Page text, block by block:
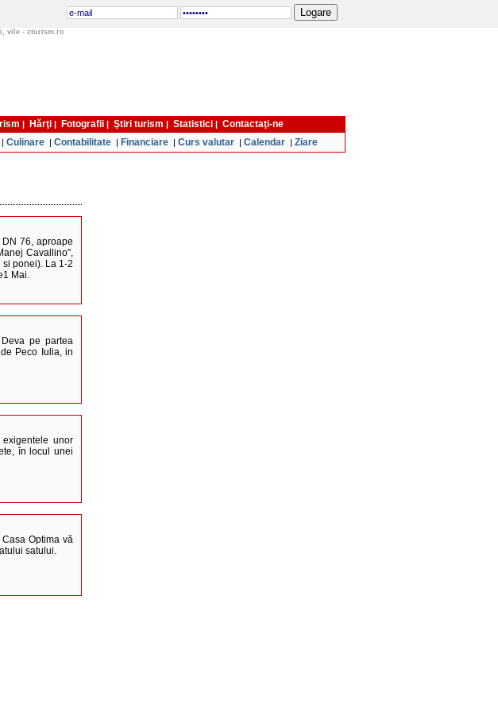
vile - zturism.ro
| Hărţi | Fotografii | Ştiri turism | Statistici | Contactaţi-ne
| Culinare | Contabilitate | Financiare | Curs valutar | Calendar | Ziare
76, aproape
Cavallino",
ponei). La 1-2
Mai.
pe partea
Peco Iulia, in
unor
în locul unei
Optima vă
satului.